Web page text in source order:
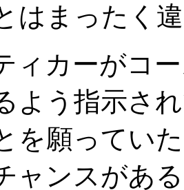
はまったく
ィカーがコ
よう指示さ
を願ってい
ャンスがあ